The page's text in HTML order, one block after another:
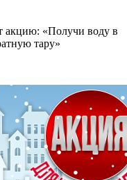
акцию: «Получи воду в
тару»